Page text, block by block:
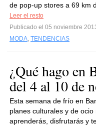
de pop-up stores a 69 km
Leer el resto
Publicado el 05 noviembre
MODA, TENDENCIAS
¿Qué hago en
del 4 al 10 de
Esta semana de frío en
planes culturales y de
aprenderás, disfrutarás y